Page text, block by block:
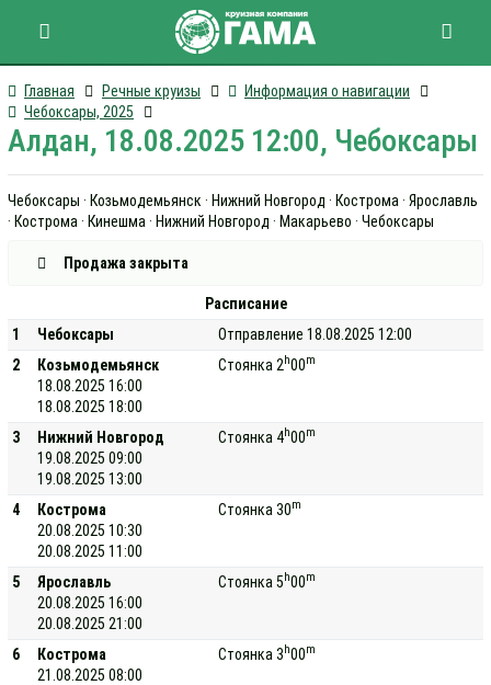
Главная Речные круизы
Информация о навигации
Чебоксары, 2025
Алдан, 18.08.2025 12:00, Чебоксары
Чебоксары · Козьмодемьянск · Нижний Новгород · Кострома · Ярославль
· Кострома · Кинешма · Нижний Новгород · Макарьево · Чебоксары
Продажа закрыта
Расписание
1
Чебоксары
Отправление 18.08.2025 12:00
2
Козьмодемьянск
18.08.2025 16:00
18.08.2025 18:00
Стоянка 2 h00m
3
Нижний Новгород
19.08.2025 09:00
19.08.2025 13:00
Стоянка 4h00m
4
Кострома
20.08.2025 10:30
20.08.2025 11:00
Стоянка 30m
5
Ярославль
20.08.2025 16:00
20.08.2025 21:00
Стоянка 5 h00m
6
Кострома
21.08.2025 08:00
Стоянка 3 h00m